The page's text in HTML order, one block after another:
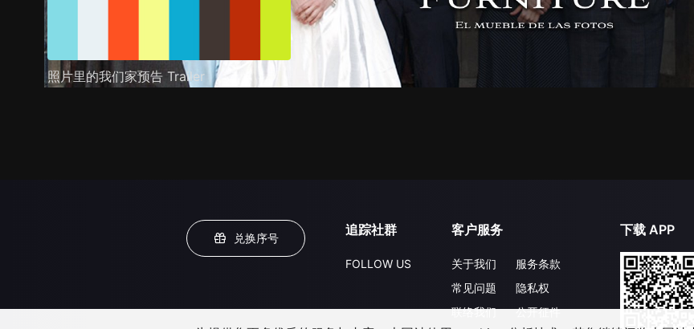
照片里的我们家预告 Trailer
兑换序号
追踪社群
FOLLOW US
客户服务
关于我们
常见问题
联络我们
服务条款
隐私权
公开征件
下载 APP